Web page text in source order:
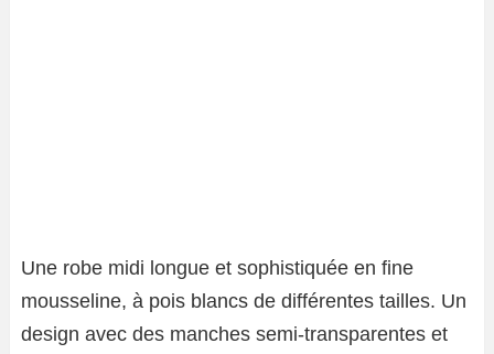
Une robe midi longue et sophistiquée en fine
mousseline, à pois blancs de différentes tailles. Un
design avec des manches semi-transparentes et